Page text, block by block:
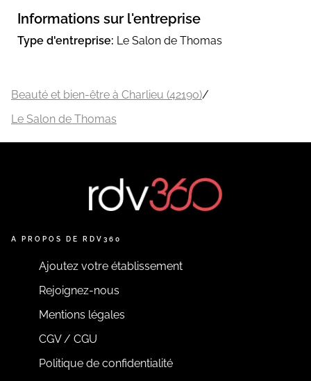
Informations sur l'entreprise
Type d'entreprise: Le Salon de Thomas
Beauté et bien-être à Charlieu (42190)/
Le Salon de Thomas
A PROPOS DE RDV360
Ajoutez votre établissement
Rejoignez-nous
Mentions légales
CGV / CGU
Politique de confidentialité